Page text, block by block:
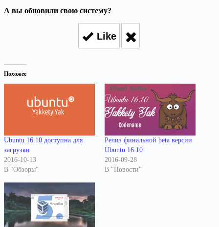
А вы обновили свою систему?
Like
Похожее
Ubuntu 16.10 доступна для
загрузки
2016-10-13
В "Обзоры"
Релиз финальной beta версии
Ubuntu 16.10
2016-09-28
В "Новости"